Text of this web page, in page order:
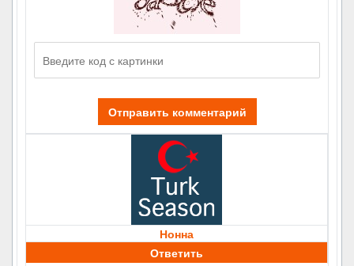
Отправить комментарий
Нонна
Ответить